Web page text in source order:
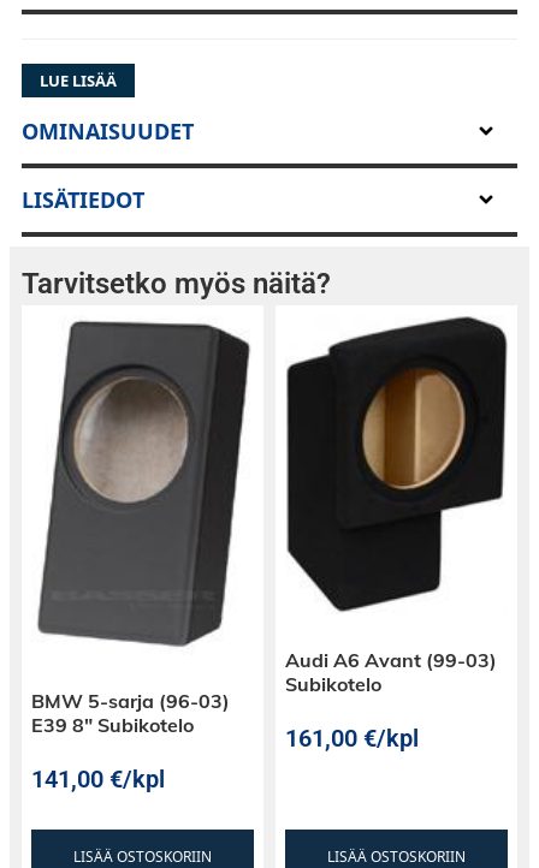
LUE LISÄÄ
OMINAISUUDET
LISÄTIEDOT
Tarvitsetko myös näitä?
BMW 5-sarja (96-03)
E39 8″ Subikotelo
141,00€/kpl
LISÄÄ OSTOSKORIIN
Audi A6 Avant (99-03)
Subikotelo
161,00€/kpl
LISÄÄ OSTOSKORIIN